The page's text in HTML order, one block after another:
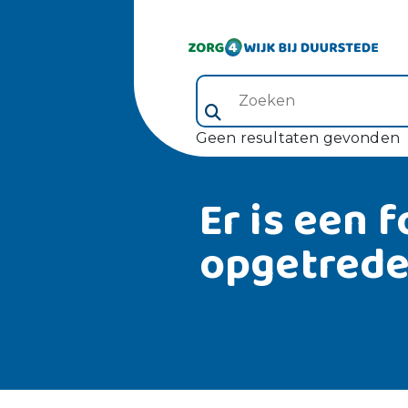
Zoeken (veld 5)
Geen resultaten gevonden
Er is een